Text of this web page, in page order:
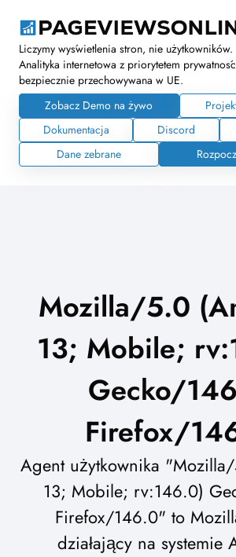
Liczymy wyświetlenia stron, nie użytkowników.
Analityka internetowa z priorytetem
bezpiecznie przechowywana w UE.
Zobacz Demo na żywo
Dokumentacja
Discord
Dane zebrane
Mozilla/5.0
13; Mobile;
Gecko/
Firefox/
Agent użytkownika
13; Mobile; rv:146.0)
Firefox/146.0" to
działający na systemie